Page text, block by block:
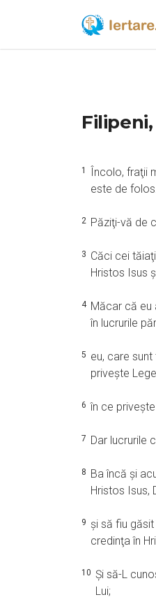
1
Încolo, fraţii
este de
2 Păziţi-vă de
3 Căci cei
Hristos Isus
4 Măcar că eu
în lucrurile
5 eu, care
priveşte
6în ce
7 Dar lucrurile
8 Ba încă şi
Hristos Isus,
9 şi să fiu
credinţa în
10 Şi să-L
Lui;